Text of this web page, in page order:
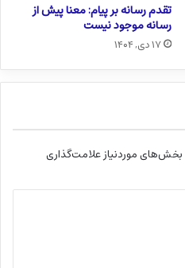
تقدم رسانه بر پیام: معنا پیش از
رسانه موجود نیست
۱۷ دی, ۱۴۰۴
بخش‌های موردنیاز علامت‌گذاری